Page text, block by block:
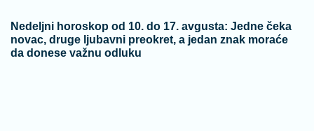
Nedeljni horoskop od 10. do 17. avgusta: Jedne čeka
novac, druge ljubavni preokret, a jedan znak moraće
da donese važnu odluku